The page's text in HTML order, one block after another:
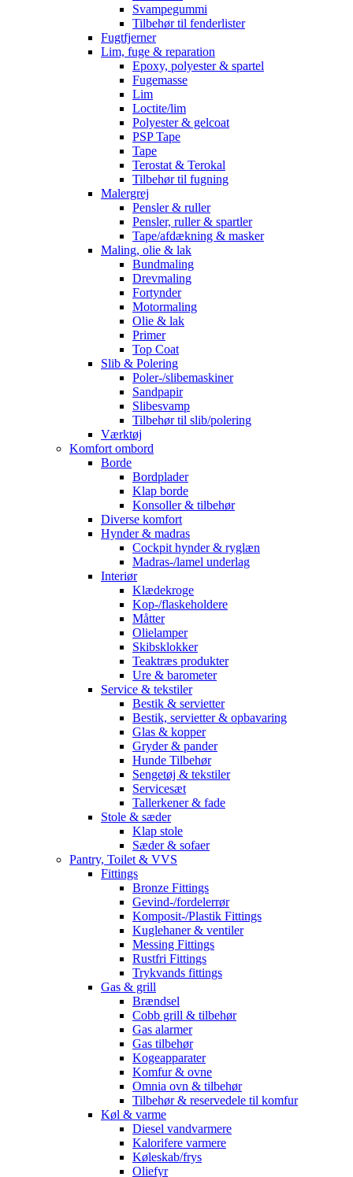
Svampegummi
Tilbehør til fenderlister
Fugtfjerner
Lim, fuge & reparation
Epoxy, polyester & spartel
Fugemasse
Lim
Loctite/lim
Polyester & gelcoat
PSP Tape
Tape
Terostat & Terokal
Tilbehør til fugning
Malergrej
Pensler & ruller
Pensler, ruller & spartler
Tape/afdækning & masker
Maling, olie & lak
Bundmaling
Drevmaling
Fortynder
Motormaling
Olie & lak
Primer
Top Coat
Slib & Polering
Poler-/slibemaskiner
Sandpapir
Slibesvamp
Tilbehør til slib/polering
Værktøj
Komfort ombord
Borde
Bordplader
Klap borde
Konsoller & tilbehør
Diverse komfort
Hynder & madras
Cockpit hynder & ryglæn
Madras-/lamel underlag
Interiør
Klædekroge
Kop-/flaskeholdere
Måtter
Olielamper
Skibsklokker
Teaktræs produkter
Ure & barometer
Service & tekstiler
Bestik & servietter
Bestik, servietter & opbavaring
Glas & kopper
Gryder & pander
Hunde Tilbehør
Sengetøj & tekstiler
Servicesæt
Tallerkener & fade
Stole & sæder
Klap stole
Sæder & sofaer
Pantry, Toilet & VVS
Fittings
Bronze Fittings
Gevind-/fordelerrør
Komposit-/Plastik Fittings
Kuglehaner & ventiler
Messing Fittings
Rustfri Fittings
Trykvands fittings
Gas & grill
Brændsel
Cobb grill & tilbehør
Gas alarmer
Gas tilbehør
Kogeapparater
Komfur & ovne
Omnia ovn & tilbehør
Tilbehør & reservedele til komfur
Køl & varme
Diesel vandvarmere
Kalorifere varmere
Køleskab/frys
Oliefyr